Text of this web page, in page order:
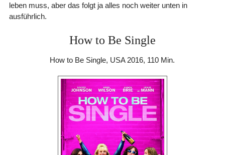
leben muss, aber das folgt ja alles noch weiter unten in
ausführlich.
How to Be Single
How to Be Single, USA 2016, 110 Min.